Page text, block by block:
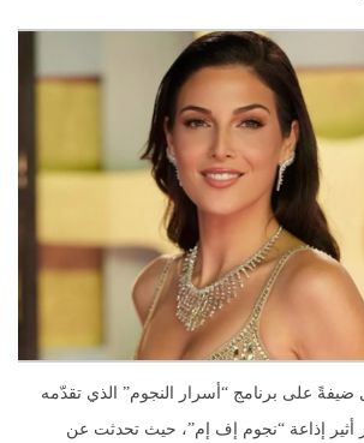
ضيفةً على برنامج “أسرار النجوم” الذي تقدّمه
أثير إذاعة “نجوم إف إم”، حيث تحدثت عن